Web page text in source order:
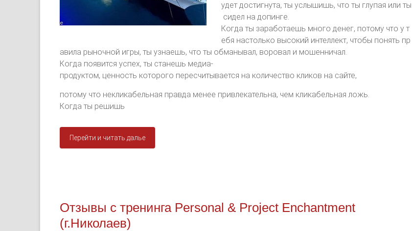
удет достигнута, ты услышишь, что ты глупая или ты
сидел на допинге.
Когда ты заработаешь много денег, потому что у т
ебя настолько высокий интеллект, чтобы понять пр
авила рыночной игры, ты узнаешь, что ты обманывал, воровал и мошенничал.
Когда появится успех, ты станешь медиа-
продуктом, ценность которого пересчитывается на количество кликов на сайте,
потому что некликабельная правда менее привлекательна, чем кликабельная ложь.
Когда ты решишь
Перейти и читать далье
Отзывы с тренинга Personal & Project Enchantment
(г.Николаев)